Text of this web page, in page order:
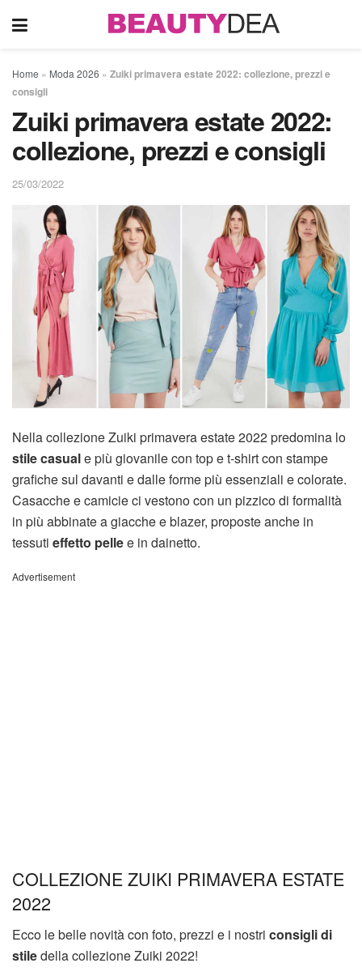
Home » Moda 2026 » Zuiki primavera estate 2022: collezione, prezzi e
consigli
Zuiki primavera estate 2022:
collezione, prezzi e consigli
25/03/2022
Nella collezione Zuiki primavera estate 2022 predomina lo
stile casuale più giovanile con top e t-shirt con stampe
grafiche sul davanti e dalle forme più essenziali e colorate.
Casacche e camicie ci vestono con un pizzico di formalità
in più abbinate a giacche e blazer, proposte anche in
tessuti effetto pellee in dainetto.
Advertisement
COLLEZIONE ZUIKI PRIMAVERA ESTATE
2022
Ecco le belle novità con foto, prezzi e i nostri consigli di
stiledella collezione Zuiki 2022!